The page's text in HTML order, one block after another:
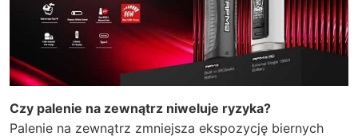
Czy palenie na zewnątrz niweluje ryzyka?
Palenie na zewnątrz zmniejsza ekspozycję biernych